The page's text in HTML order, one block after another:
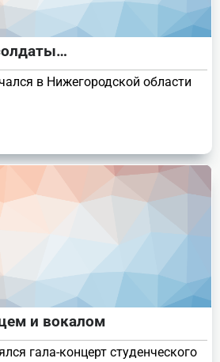
в Нижегородской области
и вокалом
гала-концерт студенческого